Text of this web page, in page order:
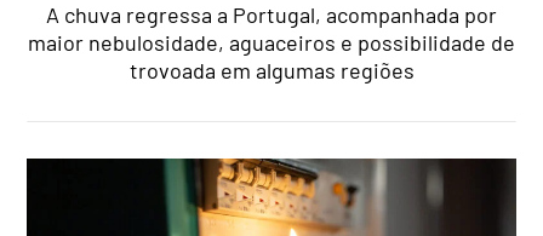
A chuva regressa a Portugal, acompanhada por
maior nebulosidade, aguaceiros e possibilidade de
trovoada em algumas regiões